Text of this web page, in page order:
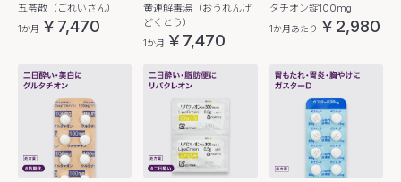
五苓散（ごれいさん）
1か月 ￥7,470
黄連解毒湯（おうれんげ
どくとう）
1か月 ￥7,470
タチオン錠100mg
1か月あたり ￥2,980